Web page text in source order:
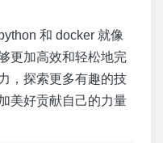
和 docker 就像
更加高效和轻松地完
，探索更多有趣的技
美好贡献自己的力量